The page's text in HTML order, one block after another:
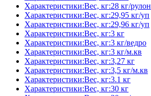
Характеристики:Вес, кг:28 кг/рулон
Характеристики:Вес, кг:29,95 кг/уп
Характеристики:Вес, кг:29,96 кг/уп
Характеристики:Вес, кг:3 кг
Характеристики:Вес, кг:3 кг/ведро
Характеристики:Вес, кг:3 кг/м.кв
Характеристики:Вес, кг:3,27 кг
Характеристики:Вес, кг:3,5 кг/м.кв
Характеристики:Вес, кг:3.1 кг
Характеристики:Вес, кг:30 кг